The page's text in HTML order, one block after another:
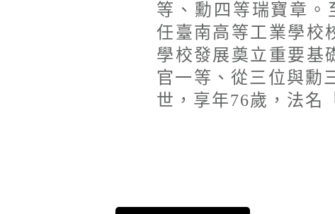
等、勳四等瑞寶章。
任臺南高等工業學校
學校發展奠立重要基
官一等、從三位與勳
世，享年76歲，法名